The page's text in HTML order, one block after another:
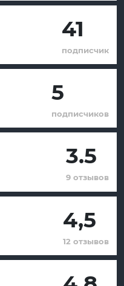
41
подписчик
5
подписчиков
3.5
9 отзывов
4,5
12 отзывов